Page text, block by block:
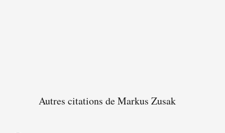
Autres citations de Markus Zusak